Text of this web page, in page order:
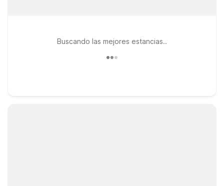
Buscando las mejores estancias..